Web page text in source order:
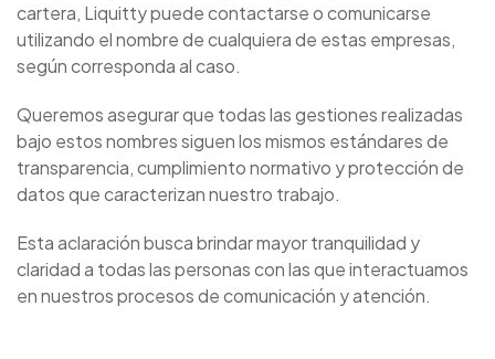
cartera, Liquitty puede contactarse o comunicarse
utilizando el nombre de cualquiera de estas empresas,
según corresponda al caso.
Queremos asegurar que todas las gestiones realizadas
bajo estos nombres siguen los mismos estándares de
transparencia, cumplimiento normativo y protección de
datos que caracterizan nuestro trabajo.
Esta aclaración busca brindar mayor tranquilidad y
claridad a todas las personas con las que interactuamos
en nuestros procesos de comunicación y atención.